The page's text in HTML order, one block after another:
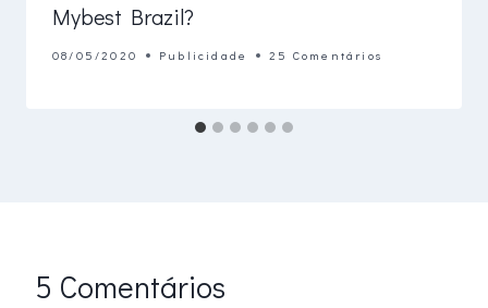
Mybest Brazil?
08/05/2020 Publicidade 25 Comentários
5 Comentários